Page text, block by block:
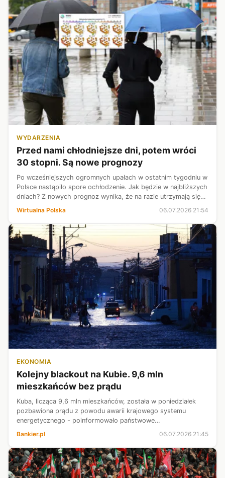
WYDARZENIA
Przed nami chłodniejsze dni, potem wróci
30 stopni. Są nowe prognozy
Po wcześniejszych ogromnych upałach w ostatnim tygodniu w
Polsce nastąpiło spore ochłodzenie. Jak będzie w najbliższych
dniach? Z nowych prognoz wynika, że na razie utrzymają się
Wirtualna Polska 06.07.2026 21:54
EKONOMIA
Kolejny blackout na Kubie. 9,6 mln
mieszkańców bez prądu
Kuba, licząca 9,6 mln mieszkańców, została w poniedziałek
pozbawiona prądu z powodu awarii krajowego systemu
energetycznego - poinformowało państwowe
AFP. Zapewniło, że stara się znaleźć przycz...
Bankier.pl 06.07.2026 21:45